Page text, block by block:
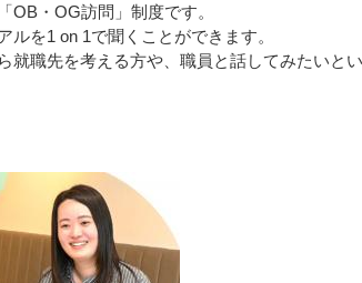
OB・OG訪問」制度です。
を1 on 1で聞くことができます。
職先を考える方や、職員と話してみたいと